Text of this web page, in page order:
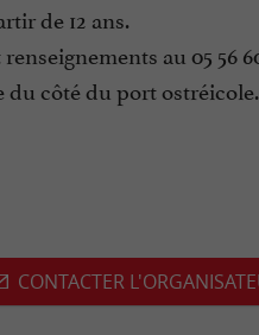
de 12 ans.
au 05 56
du côté du port ostréicole.
CONTACTER